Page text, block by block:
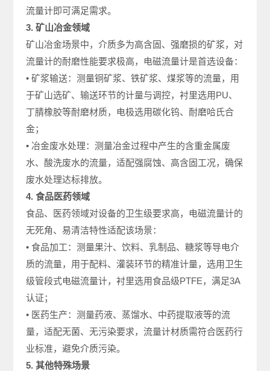
流量计即可满足需求。
3. 矿山冶金领域
矿山冶金场景中，介质多为高含固、强磨损的矿浆，对
流量计的耐磨性能要求极高，电磁流量计是首选设备：
• 矿浆输送：测量铜矿浆、铁矿浆、煤浆等的流量，用
于矿山选矿、输送环节的计量与调控，衬里选用PU、
丁腈橡胶等耐磨材质，电极选用碳化钨、耐磨哈氏合
金；
• 冶金废水处理：测量冶金过程中产生的含重金属废
水、酸洗废水的流量，适配强腐蚀、高含固工况，确保
废水处理达标排放。
4. 食品医药领域
食品、医药领域对设备的卫生级要求高，电磁流量计的
无死角、易清洁特性适配该场景：
• 食品加工：测量果汁、饮料、乳制品、糖浆等导电介
质的流量，用于配料、灌装环节的精准计量，选用卫生
级管段式电磁流量计，衬里选用食品级PTFE，满足3A
认证；
• 医药生产：测量药液、蒸馏水、中药提取液等的流
量，适配无菌、无污染要求，流量计材质需符合医药行
业标准，避免介质污染。
5. 其他特殊场景